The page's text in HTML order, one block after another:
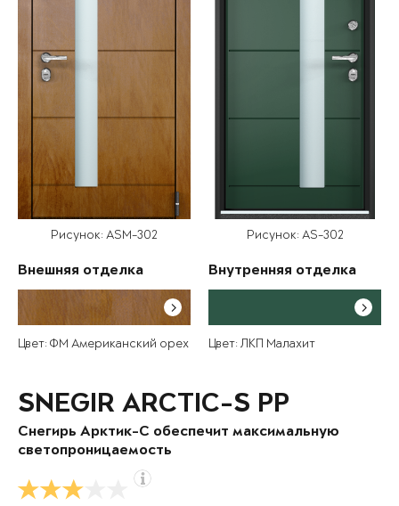
Рисунок: ASM-302
Внешняя отделка
Цвет: ФМ Американский орех
Рисунок: AS-302
Внутренняя отделка
Цвет: ЛКП Малахит
SNEGIR ARCTIC-S PP
Снегирь Арктик-С обеспечит максимальную
светопроницаемость